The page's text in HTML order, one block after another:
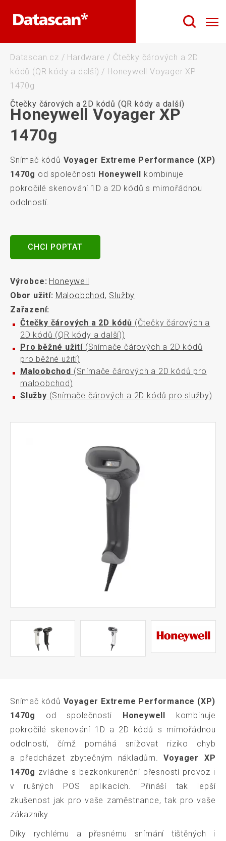
Datascan.cz / Hardware / Čtečky čárových a 2D
kódů (QR kódy a další) / Honeywell Voyager XP
1470g
Čtečky čárových a 2D kódů (QR kódy a další)
Honeywell Voyager XP
1470g
Snímač kódů Voyager Extreme Performance (XP)
1470g od společnosti Honeywell
kombinuje
pokročilé skenování 1D a 2D kódů s mimořádnou
odolností.
CHCI POPTAT
Výrobce: Honeywell
Obor užití: Maloobchod , Služby
Zařazení:
Čtečky čárových a 2D kódů (Čtečky čárových a
2D kódů (QR kódy a další))
Pro běžné užití (Snímače čárových a 2D kódů
pro běžné užití)
Maloobchod (Snímače čárových a 2D kódů pro
maloobchod)
Služby (Snímače čárových a 2D kódů pro služby)
Snímač kódů Voyager Extreme Performance (XP)
1470g
od společnosti Honeywell kombinuje
pokročilé skenování 1D a 2D kódů s mimořádnou
odolností, čímž pomáhá snižovat riziko chyb
a předcházet zbytečným nákladům.Voyager XP
1470g zvládne s bezkonkurenční přesností provoz i
v rušných POS aplikacích. Přináší tak lepší
zkušenost jak pro vaše zaměstnance, tak pro vaše
zákazníky.
Díky rychlému a přesnému snímání tištěných i